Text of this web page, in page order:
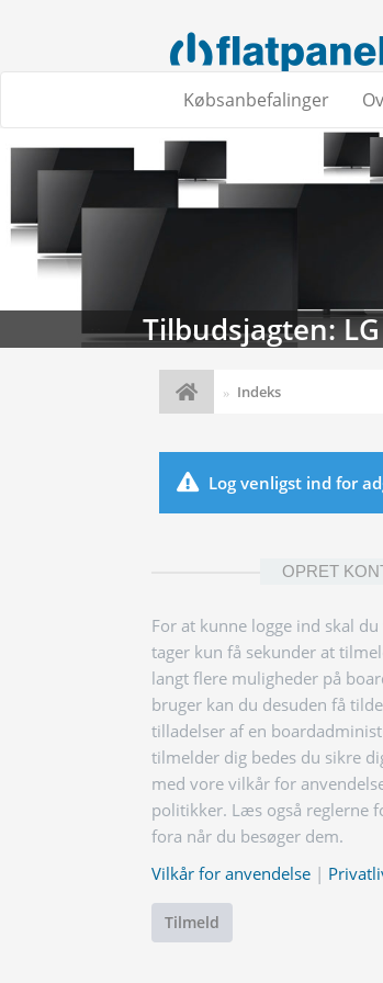
Købsanbefalinger
Tilbudsjagten: LG
Indeks
Log venligst ind for
OPRET
For at kunne logge ind skal
tager kun få sekunder at
langt flere muligheder på
bruger kan du desuden få
tilladelser af en
tilmelder dig bedes du sikre
med vore vilkår for
politikker. Læs også reglerne
fora når du besøger dem.
Vilkår for anvendelse |
Tilmeld